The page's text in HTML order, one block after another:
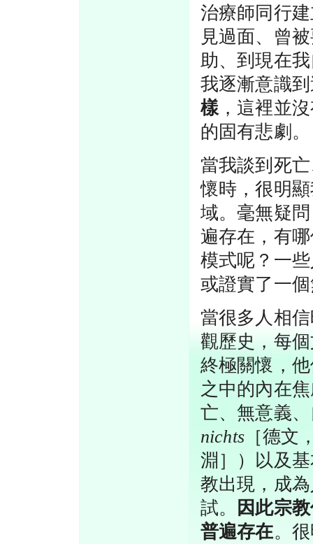
治療師同行
見過面、曾
助、到現在
我逐漸意識
樣 ，這裡並
的固有悲劇。
當我談到死
懷時，很明
域。毫無疑
遍存在，有
模式呢？一
或證實了一
當很多人相
觀歷史，每
終極關懷，
之中的內在
亡、無意義
nichts［德文
淵］）以及
教出現，成
試。
因此宗
普遍存在。